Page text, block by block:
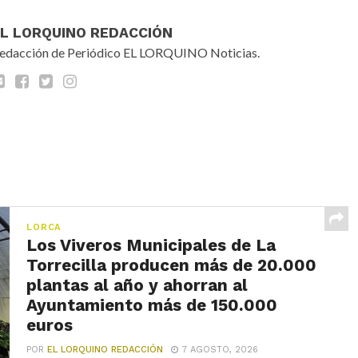
LORQUINO REDACCIÓN
de Periódico EL LORQUINO Noticias.
LORCA
Los Viveros Municipales de La
Torrecilla producen más de 20.000
plantas al año y ahorran al
Ayuntamiento más de 150.000
euros
POR EL LORQUINO REDACCIÓN 7 AGOSTO, 2026